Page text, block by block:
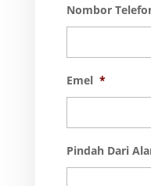
Nombor
Emel *
Pindah Dari